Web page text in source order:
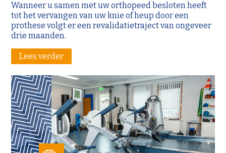
Wanneer u samen met uw orthopeed besloten heeft
tot het vervangen van uw knie of heup door een
prothese volgt er een revalidatietraject van ongeveer
drie maanden.
Lees verder